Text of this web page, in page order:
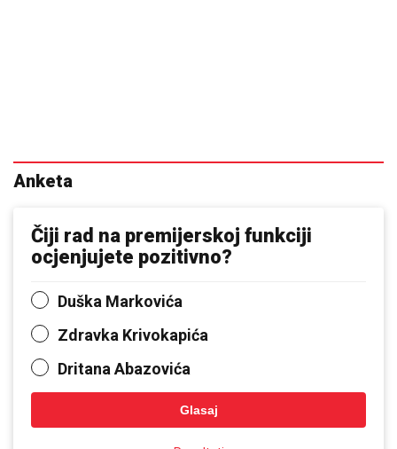
Anketa
Čiji rad na premijerskoj funkciji
ocjenjujete pozitivno?
Duška Markovića
Zdravka Krivokapića
Dritana Abazovića
Glasaj